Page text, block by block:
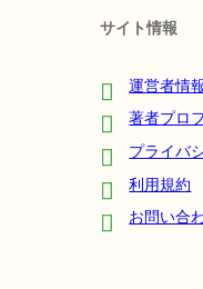
サイト情報
運営者情
著者プロ
プライバ
利用規約
お問い合